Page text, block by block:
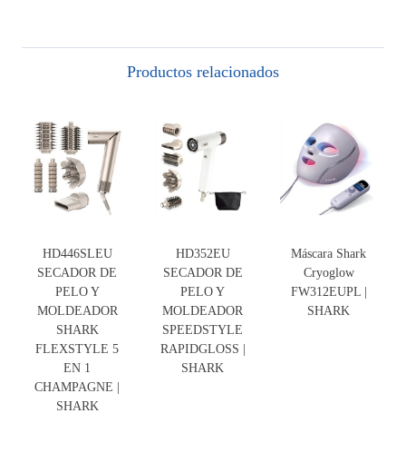
Productos relacionados
HD446SLEU
SECADOR DE
PELO Y
MOLDEADOR
SHARK
FLEXSTYLE 5
EN 1
CHAMPAGNE |
SHARK
HD352EU
SECADOR DE
PELO Y
MOLDEADOR
SPEEDSTYLE
RAPIDGLOSS |
SHARK
Máscara Shark
Cryoglow
FW312EUPL |
SHARK